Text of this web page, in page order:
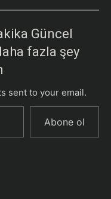
Güncel
fazla şey
sent to your email.
Abone ol